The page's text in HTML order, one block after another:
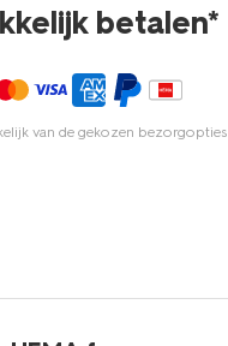
betalen*
van de gekozen bezorgopties